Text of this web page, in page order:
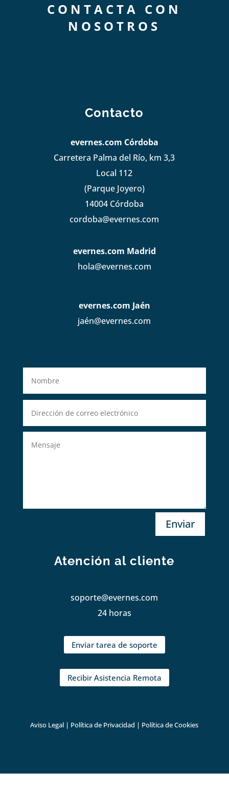
CONTACTA CON
NOSOTROS
Contacto
evernes.com Córdoba
Carretera Palma del Río, km 3,3
Local 112
(Parque Joyero)
14004 Córdoba
cordoba@evernes.com
evernes.com Madrid
hola@evernes.com
evernes.com Jaén
jaén@evernes.com
Enviar
Atención al cliente
soporte@evernes.com
24 horas
Envíar tarea de soporte
Recibir Asistencia Remota
Aviso Legal | Política de Privacidad | Política de Cookies